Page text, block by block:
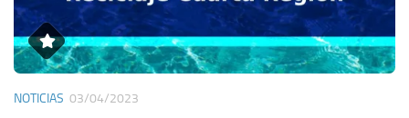
NOTICIAS 03/04/2023